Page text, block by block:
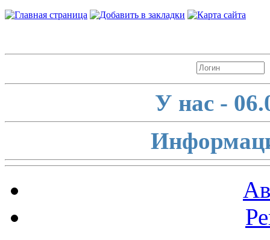
У нас -